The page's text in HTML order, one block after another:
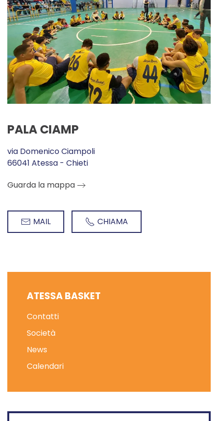
PALA CIAMP
via Domenico Ciampoli
66041 Atessa - Chieti
Guarda la mappa
MAIL CHIAMA
ATESSA BASKET
Contatti
Società
News
Calendari